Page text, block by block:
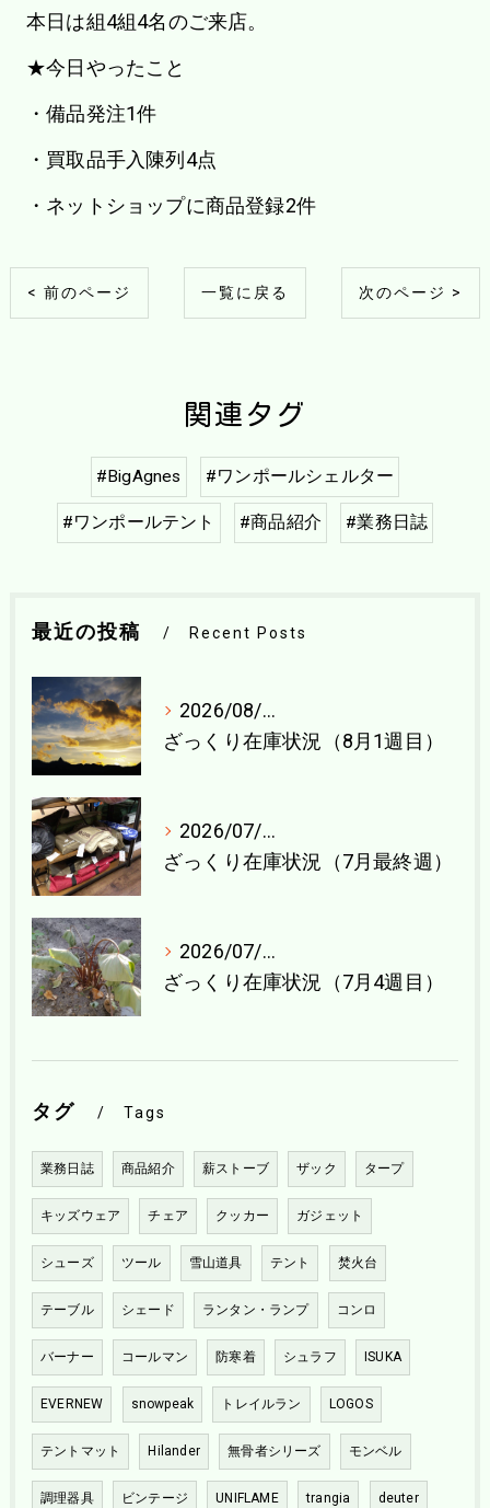
本日は組4組4名のご来店。
★今日やったこと
・備品発注1件
・買取品手入陳列4点
・ネットショップに商品登録2件
< 前のページ 一覧に戻る 次のページ >
関連タグ
#BigAgnes #ワンポールシェルター
#ワンポールテント #商品紹介 #業務日誌
最近の投稿 Recent Posts
2026/08/04
ざっくり在庫状況（8月1週目）
2026/07/27
ざっくり在庫状況（7月最終週）
2026/07/21
ざっくり在庫状況（7月4週目）
タグ Tags
業務日誌 商品紹介 薪ストーブ ザック タープ
キッズウェア チェア クッカー ガジェット
シューズ ツール 雪山道具 テント 焚火台
テーブル シェード ランタン・ランプ コンロ
バーナー コールマン 防寒着 シュラフ ISUKA
EVERNEW snowpeak トレイルラン LOGOS
テントマット Hilander 無骨者シリーズ モンベル
調理器具 ビンテージ UNIFLAME trangia deuter